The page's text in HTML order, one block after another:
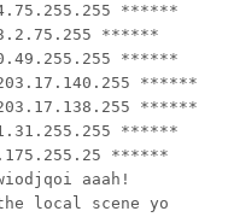
******
******
******
******
******
******
******
aaah!
local scene yo